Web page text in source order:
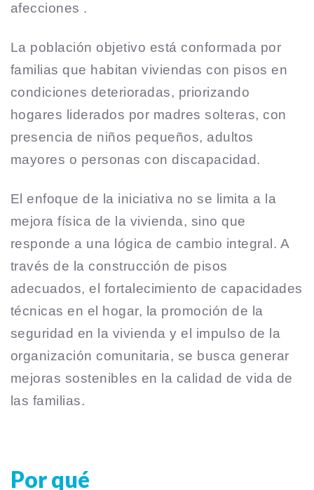
afecciones .
La población objetivo está conformada por
familias que habitan viviendas con pisos en
condiciones deterioradas, priorizando
hogares liderados por madres solteras, con
presencia de niños pequeños, adultos
mayores o personas con discapacidad.
El enfoque de la iniciativa no se limita a la
mejora física de la vivienda, sino que
responde a una lógica de cambio integral. A
través de la construcción de pisos
adecuados, el fortalecimiento de capacidades
técnicas en el hogar, la promoción de la
seguridad en la vivienda y el impulso de la
organización comunitaria, se busca generar
mejoras sostenibles en la calidad de vida de
las familias.
Por qué